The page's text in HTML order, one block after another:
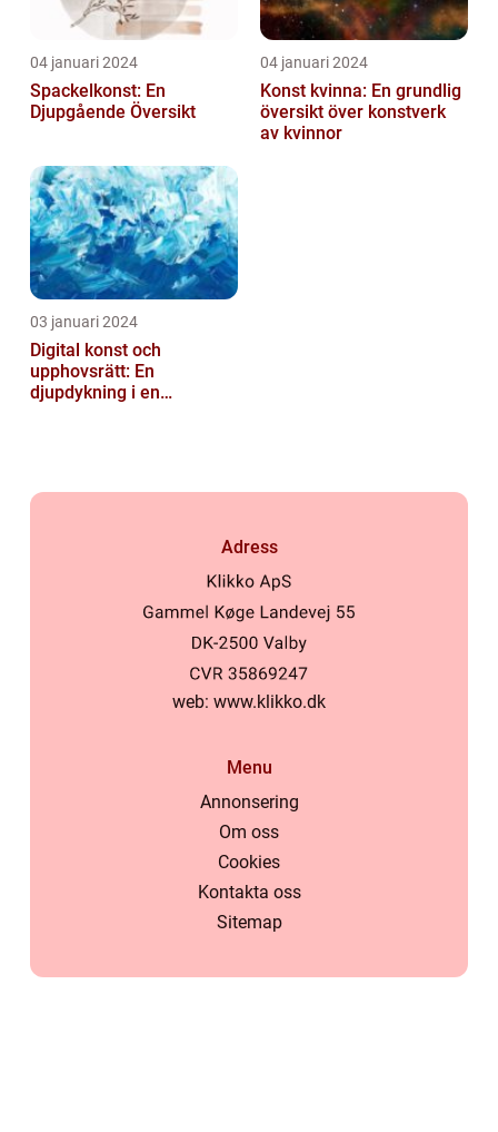
04 januari 2024
Spackelkonst: En
Djupgående Översikt
04 januari 2024
Konst kvinna: En grundlig
översikt över konstverk
av kvinnor
03 januari 2024
Digital konst och
upphovsrätt: En
djupdykning i en
Adress
web: www.klikko.dk
Menu
Annonsering
Om oss
Cookies
Kontakta oss
Sitemap